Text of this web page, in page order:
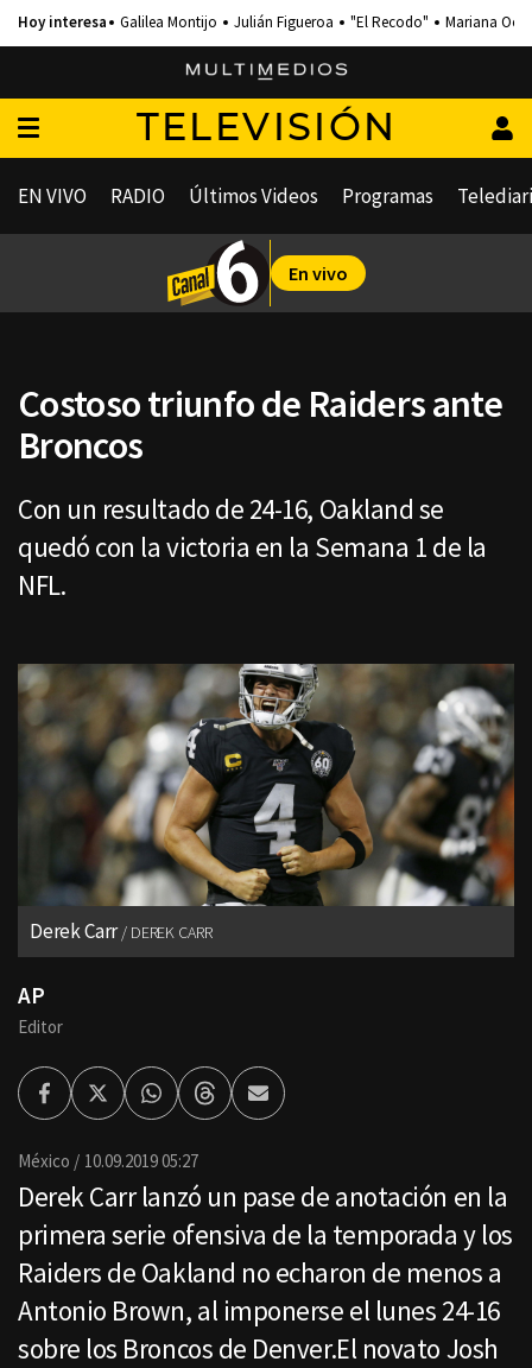
Galilea Montijo Julián Figueroa "El Recodo" Mariana
TELEVISIÓN
EN VIVO RADIO Últimos Videos Programas
En vivo
Costoso triunfo de Raiders ante
Broncos
Con un resultado de 24-16, Oakland se
quedó con la victoria en la Semana 1 de la
NFL.
Derek Carr DEREK CARR
AP
Editor
FacebookTwitterWhatsappThreadsEnviar
por
México 10.09.2019 05:27
Derek Carr lanzó un pase de anotación en la
primera serie ofensiva de la temporada y los
Raiders de Oakland no echaron de menos a
Antonio Brown, al imponerse el lunes 24-16
sobre los Broncos de Denver.El novato Josh